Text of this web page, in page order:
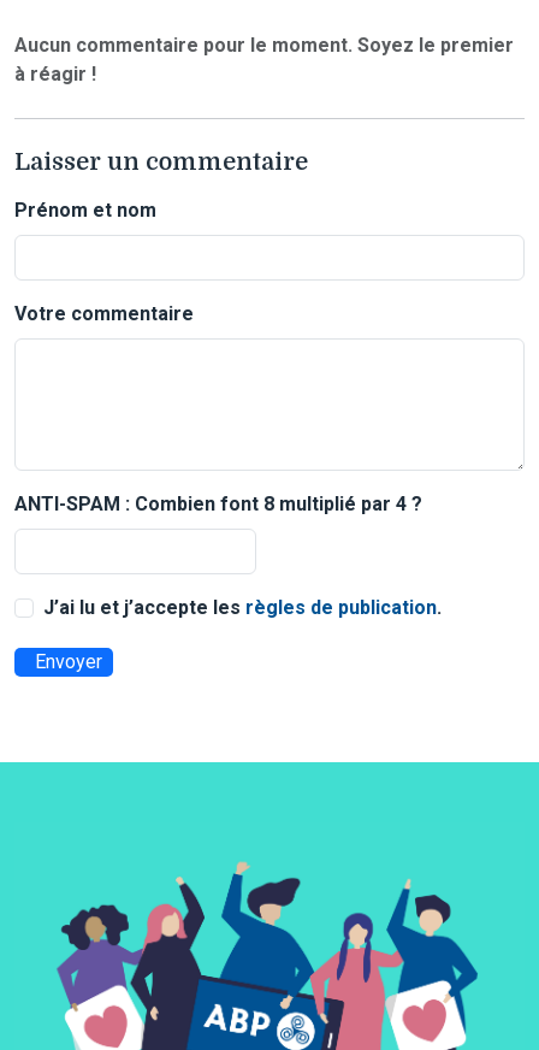
Aucun commentaire pour le moment. Soyez le premier
à réagir !
Laisser un commentaire
Prénom et nom
Votre commentaire
ANTI-SPAM : Combien font 8 multiplié par 4 ?
J’ai lu et j’accepte les règles de publication.
Envoyer